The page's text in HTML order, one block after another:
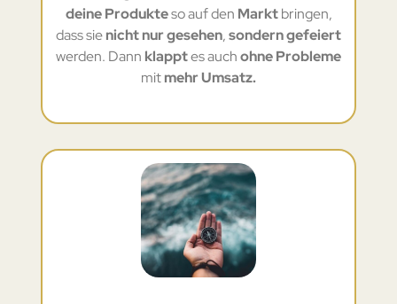
deine Produkteso auf den Marktbringen,
dass sienicht nur gesehen,sondern gefeiert
werden. Dann klapptes auchohne Probleme
mitmehr Umsatz.